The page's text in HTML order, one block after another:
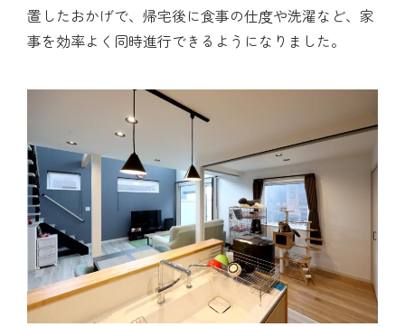
置したおかげで、帰宅後に食事の仕度や洗濯など、家
事を効率よく同時進行できるようになりました。